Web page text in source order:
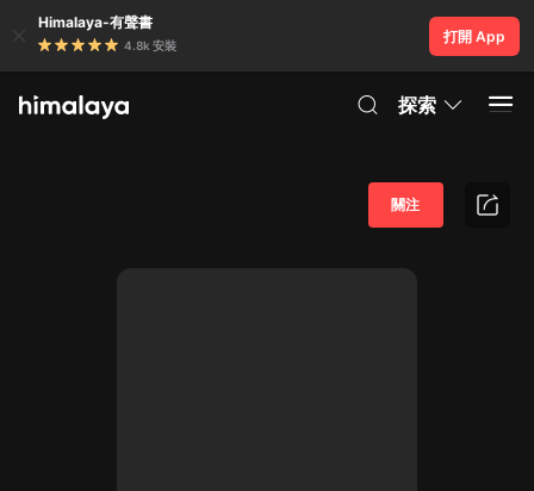
Himalaya-有聲書
4.8k 安裝
打開 App
探索
關注